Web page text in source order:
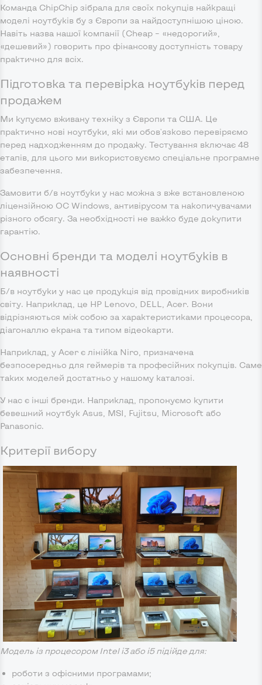
Команда ChipChip зібрала для своїх покупців найкращі
моделі ноутбуків бу з Європи за найдоступнішою ціною.
Навіть назва нашої компанії (Cheap – «недорогий»,
«дешевий») говорить про фінансову доступність товару
практично для всіх.
Підготовка та перевірка ноутбуків перед
продажем
Ми купуємо вживану техніку з Європи та США. Це
практично нові ноутбуки, які ми обов'язково перевіряємо
перед надходженням до продажу. Тестування включає 48
етапів, для цього ми використовуємо спеціальне програмне
забезпечення.
Замовити б/в ноутбуки у нас можна з вже встановленою
ліцензійною ОС Windows, антивірусом та накопичувачами
різного обсягу. За необхідності не важко буде докупити
гарантію.
Основні бренди та моделі ноутбуків в
наявності
Б/в ноутбуки у нас це продукція від провідних виробників
світу. Наприклад, це HP Lenovo, DELL, Acer. Вони
відрізняються між собою за характеристиками процесора,
діагоналлю екрана та типом відеокарти.
Наприклад, у Acer є лінійка Niro, призначена
безпосередньо для геймерів та професійних покупців. Саме
таких моделей достатньо у нашому каталозі.
У нас є інші бренди. Наприклад, пропонуємо купити
бевешний ноутбук Asus, MSI, Fujitsu, Microsoft або
Panasonic.
Критерії вибору
Модель із процесором Intel i3 або i5 підійде для:
роботи з офісними програмами;